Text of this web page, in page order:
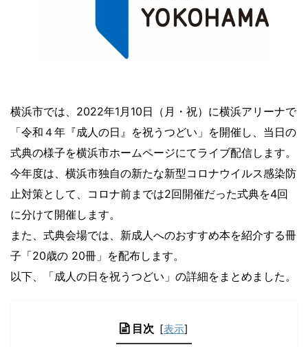
横浜市では、2022年1月10日（月・祝）に横浜アリーナで
「令和４年『成人の日』を祝うつどい」を開催し、当日の
式典の様子を横浜市ホームページにてライブ配信します。
今年度は、横浜市独自の新たな新型コロナウイルス感染防
止対策として、コロナ前までは2回開催だった式典を4回
に分けて開催します。
また、式典会場では、新成人へのおすすめ本を紹介する冊
子「20歳の 20冊」を配布します。
以下、「成人の日を祝うつどい」の詳細をまとめました。
目次 [表示]